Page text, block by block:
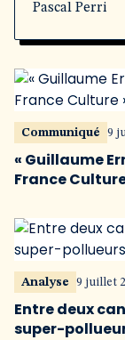
Pascal Perri
Communiqué 9
« Guillaume
France
Analyse 9 juillet
Entre deux
super-